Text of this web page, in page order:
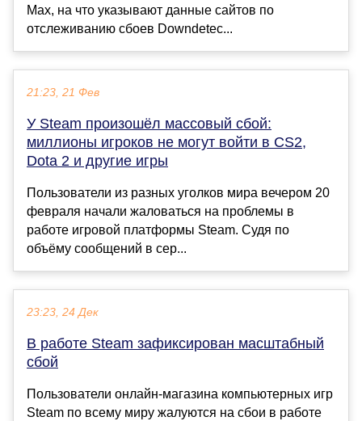
Max, на что указывают данные сайтов по
отслеживанию сбоев Downdetec...
21:23, 21 Фев
У Steam произошёл массовый сбой:
миллионы игроков не могут войти в CS2,
Dota 2 и другие игры
Пользователи из разных уголков мира вечером 20
февраля начали жаловаться на проблемы в
работе игровой платформы Steam. Судя по
объёму сообщений в сер...
23:23, 24 Дек
В работе Steam зафиксирован масштабный
сбой
Пользователи онлайн-магазина компьютерных игр
Steam по всему миру жалуются на сбои в работе